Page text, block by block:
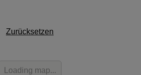
Zurücksetzen
Loading map...